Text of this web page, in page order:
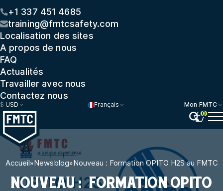
+1 337 451 4685
training@fmtcsafety.com
Localisation des sites
A propos de nous
FAQ
Actualités
Travailler avec nous
Contactez nous
$ USD Français
Mon FMTC
0
Accueil»Newsblog»Nouveau : Formation OPITO H2S au FMTC
NOUVEAU : FORMATION OPITO